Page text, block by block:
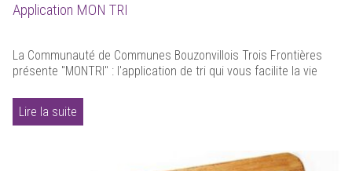
Application MON TRI
La Communauté de Communes Bouzonvillois Trois Frontières
présente "MONTRI" : l'application de tri qui vous facilite la vie
Lire la suite